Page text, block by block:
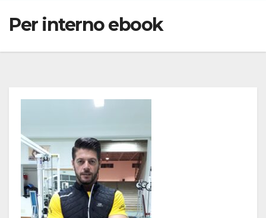
Per interno ebook